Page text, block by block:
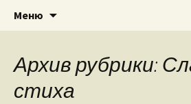
Сайт Ольги
Творческое
поэта, публициста,
Ольги Грибановой
Меню
Архив рубрики:
стиха